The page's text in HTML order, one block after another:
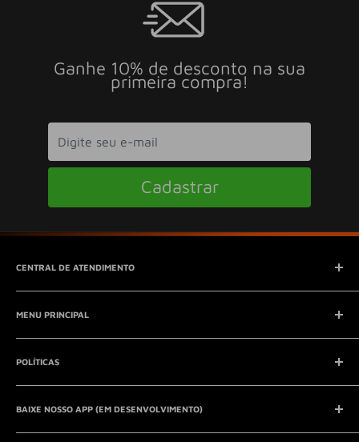
Ganhe 10% de desconto na sua
primeira compra!
Cadastrar
CENTRAL DE ATENDIMENTO
SAC (Serviço de Atendimento ao Consumidor)
E-mail:contato@seucontato.com.br
Telefone:41 8761-7286
MENU PRINCIPAL
Início
Catálogo
Entrar em contato
QUEM SOMOS?
POLÍTICAS
Aviso Legal
Política de Privacidade
Política de Reembolso
BAIXE NOSSO APP (EM DESENVOLVIMENTO)